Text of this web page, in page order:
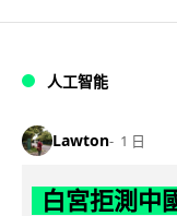
人工智能
Lawton 1 日
白宮拒測中